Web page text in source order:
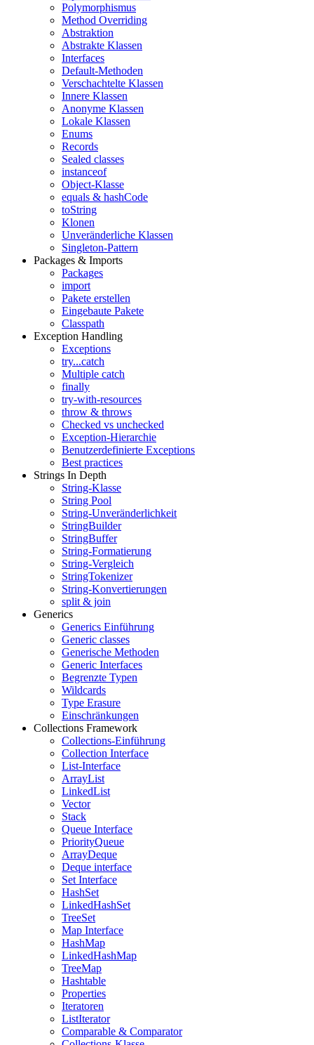
Polymorphismus
Method Overriding
Abstraktion
Abstrakte Klassen
Interfaces
Default-Methoden
Verschachtelte Klassen
Innere Klassen
Anonyme Klassen
Lokale Klassen
Enums
Records
Sealed classes
instanceof
Object-Klasse
equals & hashCode
toString
Klonen
Unveränderliche Klassen
Singleton-Pattern
Packages & Imports
Packages
import
Pakete erstellen
Eingebaute Pakete
Classpath
Exception Handling
Exceptions
try...catch
Multiple catch
finally
try-with-resources
throw & throws
Checked vs unchecked
Exception-Hierarchie
Benutzerdefinierte Exceptions
Best practices
Strings In Depth
String-Klasse
String Pool
String-Unveränderlichkeit
StringBuilder
StringBuffer
String-Formatierung
String-Vergleich
StringTokenizer
String-Konvertierungen
split & join
Generics
Generics Einführung
Generic classes
Generische Methoden
Generic Interfaces
Begrenzte Typen
Wildcards
Type Erasure
Einschränkungen
Collections Framework
Collections-Einführung
Collection Interface
List-Interface
ArrayList
LinkedList
Vector
Stack
Queue Interface
PriorityQueue
ArrayDeque
Deque interface
Set Interface
HashSet
LinkedHashSet
TreeSet
Map Interface
HashMap
LinkedHashMap
TreeMap
Hashtable
Properties
Iteratoren
ListIterator
Comparable & Comparator